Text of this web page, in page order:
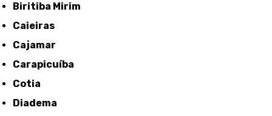
Biritiba Mirim
Caieiras
Cajamar
Carapicuíba
Cotia
Diadema